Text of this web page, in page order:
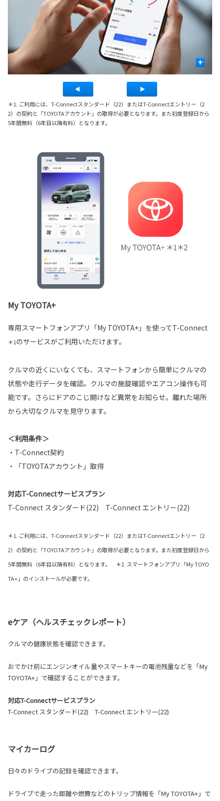
+
＊1. ご利用には、T-Connectスタンダード（22）またはT-Connectエントリー（2
2）の契約と「TOYOTAアカウント」の取得が必要となります。また初度登録日から
5年間無料（6年目以降有料）となります。
My TOYOTA+
専用スマートフォンアプリ「My TOYOTA+」を使ってT-Connect
＊1のサービスがご利用いただけます。
クルマの近くにいなくても、スマートフォンから簡単にクルマの
状態や走行データを確認。クルマの施錠確認やエアコン操作も可
能です。さらにドアのこじ開けなど異常をお知らせ。離れた場所
から大切なクルマを見守ります。
＜利用条件＞
・T-Connect契約
・「TOYOTAアカウント」取得
対応T-Connectサービスプラン
T-Connect スタンダード(22) T-Connect エントリー(22)
＊1. ご利用には、T-Connectスタンダード（22）またはT-Connectエントリー（2
2）の契約と「TOYOTAアカウント」の取得が必要となります。また初度登録日から
5年間無料（6年目以降有料）となります。 ＊2. スマートフォンアプリ「My TOYO
TA+」のインストールが必要です。
eケア（ヘルスチェックレポート）
クルマの健康状態を確認できます。
おでかけ前にエンジンオイル量やスマートキーの電池残量などを「My
TOYOTA+」で確認することができます。
対応T-Connectサービスプラン
T-Connect スタンダード(22) T-Connect エントリー(22)
マイカーログ
日々のドライブの記録を確認できます。
ドライブで走った距離や燃費などのトリップ情報を「My TOYOTA+」で